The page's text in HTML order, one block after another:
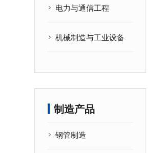
电力与通信工程
机械制造与工业设备
制造产品
钢管制造